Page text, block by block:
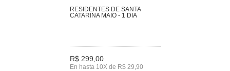
RESIDENTES DE SANTA
CATARINA MAIO - 1 DIA
R$ 299,00
En hasta 10X de R$ 29,90